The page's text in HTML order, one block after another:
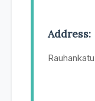
Address: